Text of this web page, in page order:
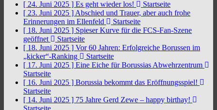
[ 24. Juni 2025 ] Es geht wieder los!
Startseite
[ 23. Juni 2025 ] Abschied und Trauer, aber auch frohe
Erinnerungen im Ellenfeld
Startseite
[ 18. Juni 2025 ] Spieser Kurve für die FCS-Fan-Szene
geöffnet
Startseite
[ 18. Juni 2025 ] Vor 60 Jahren: Erfolgreiche Borussen im
„kicker“-Ranking
Startseite
[ 17. Juni 2025 ] Eine Eiche für Borussias Abwehrzentrum
Startseite
[ 16. Juni 2025 ] Borussia bekommt das Eröffnungsspiel!
Startseite
[ 14. Juni 2025 ] 75 Jahre Gerd Zewe – happy birthay!
Startseite